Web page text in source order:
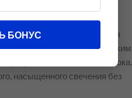
3 мм. Материал отличается
к механическим
светового потока.
насыщенного свечения без
БОНУС